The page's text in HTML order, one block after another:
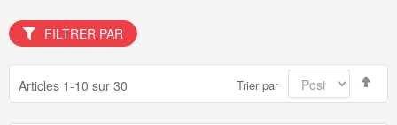
Articles 1-10 sur 30 Trier par
FILTRER PAR